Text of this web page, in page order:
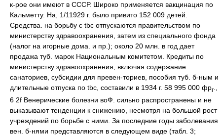
к-рое они имеют в СССР. Широко применяется вакцинация по
Кальметту. На, 1/11929 г. было привито 152 009 детей.
Средства. на борьбу с tbc отпускаются правительством по
министерству здравоохранения, затем из специального фонда
(налог на игорные дома. и пр.); около 20 млн. в год дает
продажа туб. марок Национальным комитетом. Кредиты по
министерству здравоохранения, включая содержание
санаториев, субсидии для превен-ториев, пособия туб. б-ным и
длительные отпуска по tbc, составили в 1934 г. 58 995 000 фрг
6 2f Венерические болезни воФ. сильно распространены и не
выказывают тенденции к снижению, несмотря на большой рост
учреждений по борьбе с ними. За последние годы заболевания
вен. б-нями представляются в следующем виде (табл. 3;